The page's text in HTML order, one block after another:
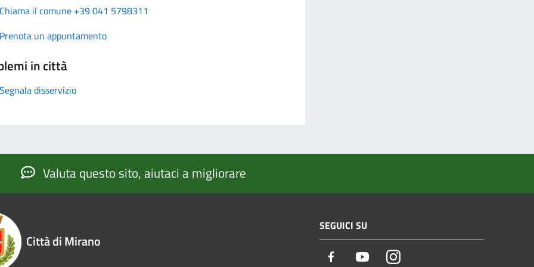
Chiama il comune +39 041 5798311
Prenota un appuntamento
in città
Segnala disservizio
Valuta questo sito, aiutaci a migliorare
Città di Mirano
SEGUICI SU
Facebook YoutubeInstagram